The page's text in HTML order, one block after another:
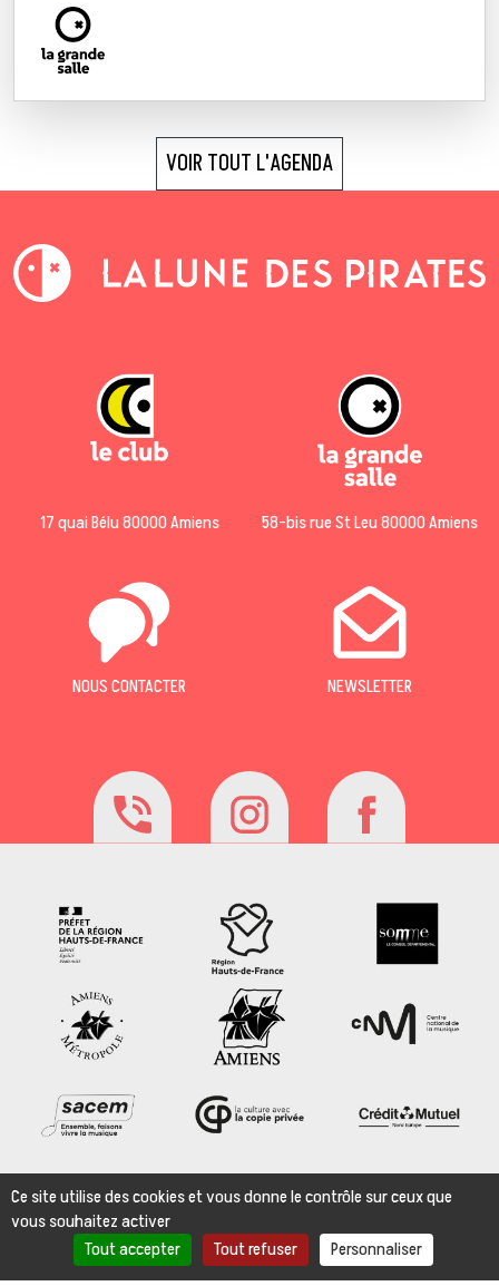
VOIR TOUT L'AGENDA
17 quai Bélu 80000 Amiens 58-bis rue St Leu 80000 Amiens
NOUS CONTACTER NEWSLETTER
FAQ
Ce site utilise des cookies et vous donne le contrôle sur ceux que
vous souhaitez activer
Tout accepter
Tout refuser Personnaliser